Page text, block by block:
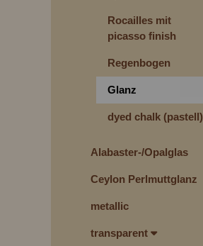
Rocailles mit
picasso finish
Regenbogen
Glanz
dyed chalk (pastell)
Alabaster-/Opalglas
Ceylon Perlmuttglanz
metallic
transparent